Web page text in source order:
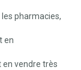
pharmacies,
en
vendre très